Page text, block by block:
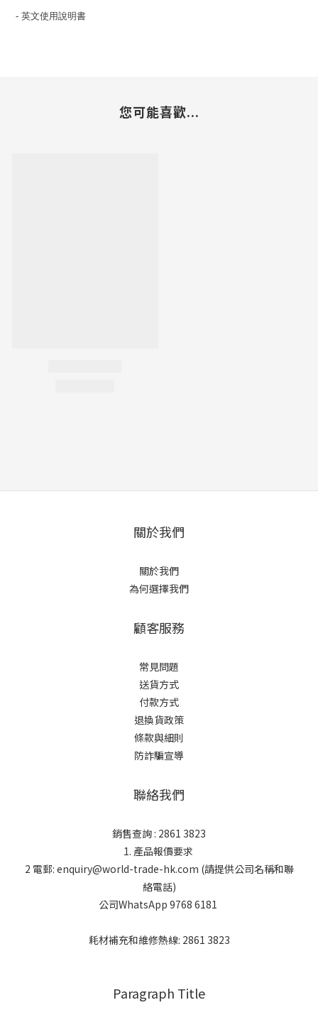
- 英文使用說明書
您可能喜歡...
關於我們
關於我們
為何選擇我們
顧客服務
常見問題
送貨方式
付款方式
退換貨政策
條款與細則
防詐騙宣導
聯絡我們
銷售查詢 : 2861 3823
1. 產品報價要求
2 電郵: enquiry@world-trade-hk.com (請提供公司名稱和聯
絡電話)
公司WhatsApp 9768 6181
耗材補充和維修熱線: 2861 3823
Paragraph Title